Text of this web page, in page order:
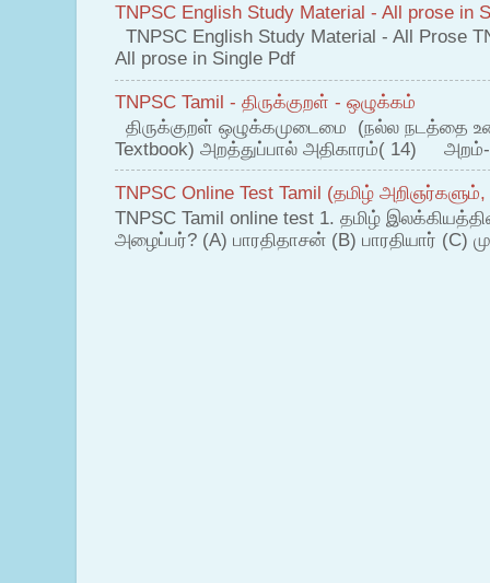
TNPSC English Study Material - All prose in
TNPSC English Study Material - All Prose
All prose in Single Pdf
TNPSC Tamil - திருக்குறள் - ஒழுக்கம்
திருக்குறள் ஒழுக்கமுடைமை (நல்ல நடத்தை
Textbook) அறத்துப்பால் அதிகாரம்( 14)
TNPSC Online Test Tamil (தமிழ்
TNPSC Tamil online test 1. தமிழ்
அழைப்பர்? (A) பாரதிதாசன் (B) பாரதியார் (C)